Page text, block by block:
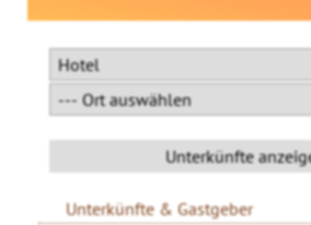
Unterkünfte & Gastgeber